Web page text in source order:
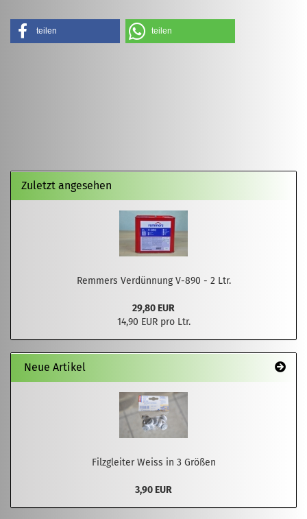
teilen teilen
Zuletzt angesehen
Remmers Verdünnung V-890 - 2 Ltr.
29,80 EUR
14,90 EUR pro Ltr.
Neue Artikel
Filzgleiter Weiss in 3 Größen
3,90 EUR